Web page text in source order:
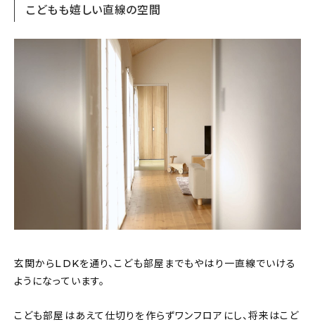
こどもも嬉しい直線の空間
玄関からLDKを通り、こども部屋までもやはり一直線でいける
ようになっています。
こども部屋はあえて仕切りを作らずワンフロアにし、将来はこど